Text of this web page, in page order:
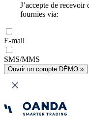
J’accepte de
fournies via:
E-mail
SMS/MMS
Ouvrir un compte DÉMO »